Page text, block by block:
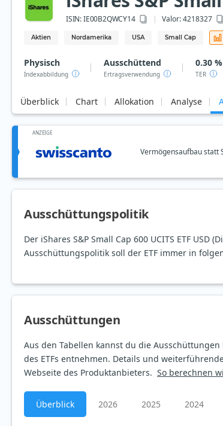
ISIN:IE00B2QWCY14 Valor: 4218327
Aktien Nordamerika USA Small Cap
Physisch
Indexabbildung
Ausschüttend
Ertragsverwendung
0.30 %
TER
Überblick Chart Allokation Analyse
ANZEIGE
Vermögensaufbau statt
Ausschüttungspolitik
Der iShares S&P Small Cap 600 UCITS ETF USD
Ausschüttungspolitik soll der ETF immer in
Aus­schüt­tungen
Aus den Tabellen kannst du die
des ETFs entnehmen. Details und
Webseite des Produktanbieters. So berechnen
Überblick 2026 2025 2024